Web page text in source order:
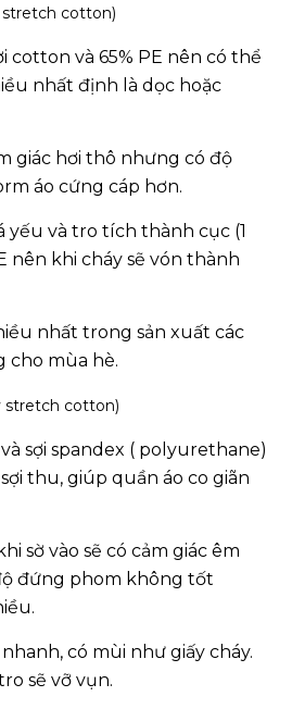
stretch cotton)
cotton và 65% PE nên có thể
nhất định là dọc hoặc
giác hơi thô nhưng có độ
áo cứng cáp hơn.
yếu và tro tích thành cục (1
nên khi cháy sẽ vón thành
nhất trong sản xuất các
cho mùa hè.
stretch cotton)
sợi spandex ( polyurethane)
thu, giúp quần áo co giãn
sờ vào sẽ có cảm giác êm
đứng phom không tốt
có mùi như giấy cháy.
sẽ vỡ vụn.